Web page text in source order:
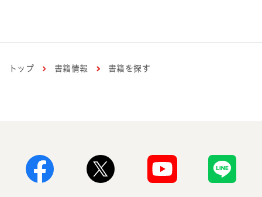
トップ 書籍情報 書籍を探す